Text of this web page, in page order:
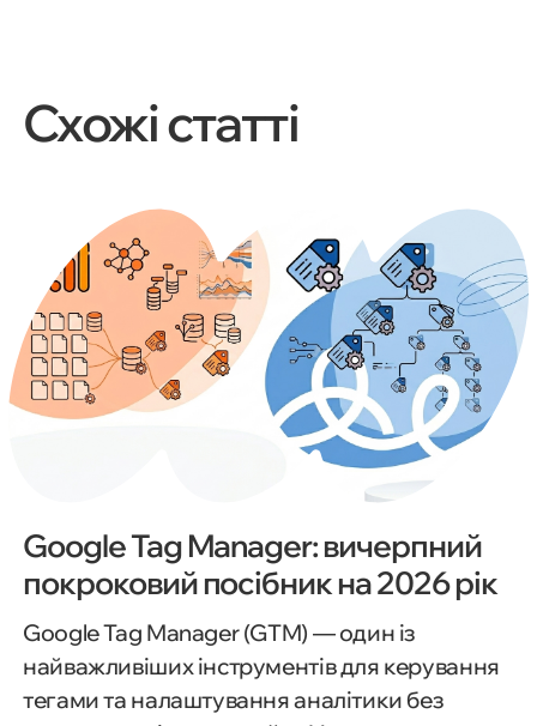
Схожі статті
Google Tag Manager: вичерпний
покроковий посібник на 2026 рік
Google Tag Manager (GTM) — один із
найважливіших інструментів для керування
тегами та налаштування аналітики без